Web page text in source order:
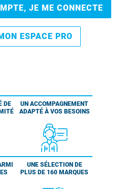
JE ME CONNECTE
ESPACE PRO
DE
UN ACCOMPAGNEMENT
ADAPTÉ À VOS BESOINS
UNE SÉLECTION DE
PLUS DE 160 MARQUES